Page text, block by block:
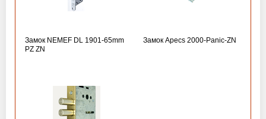
Замок NEMEF DL 1901-65mm
PZ ZN
Замок Apecs 2000-Panic-ZN